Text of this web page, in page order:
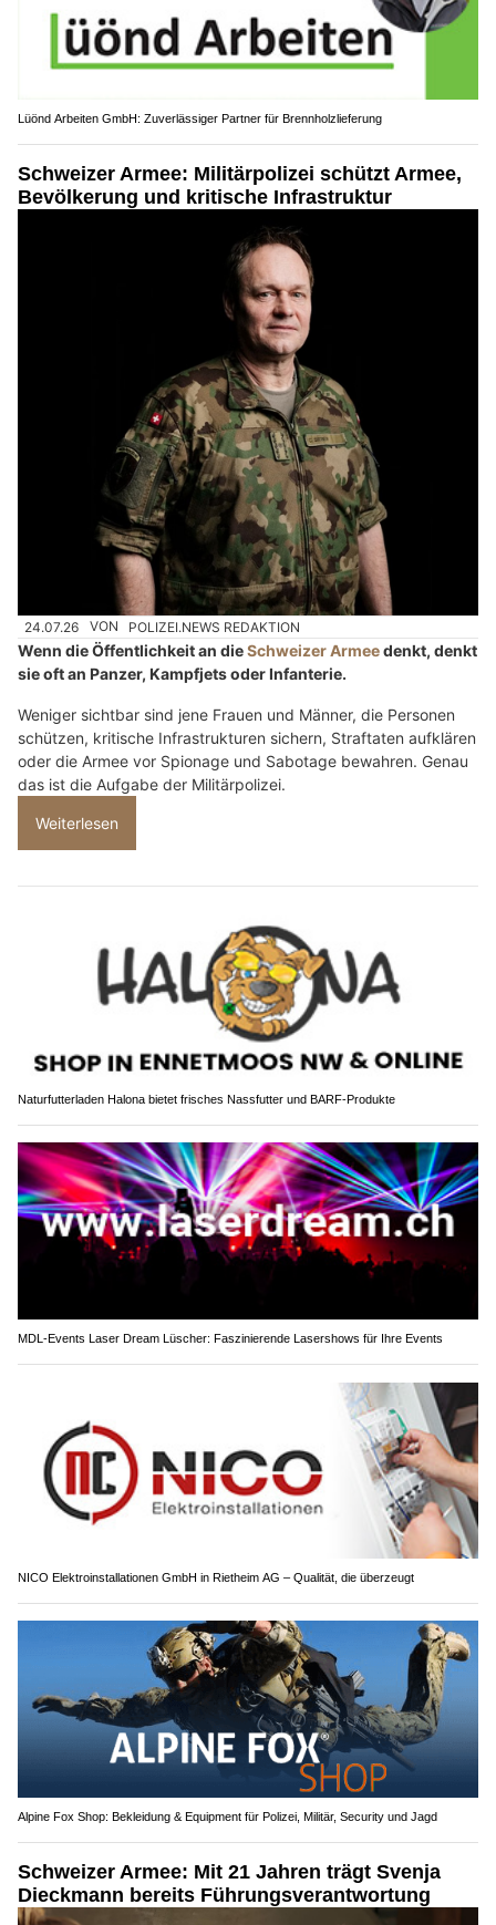
Lüönd Arbeiten GmbH: Zuverlässiger Partner für Brennholzlieferung
Schweizer Armee: Militärpolizei schützt Armee,
Bevölkerung und kritische Infrastruktur
24.07.26 VON POLIZEI.NEWS REDAKTION
Wenn die Öffentlichkeit an dieSchweizer Armeedenkt, denkt
sie oft an Panzer, Kampfjets oder Infanterie.
Weniger sichtbar sind jene Frauen und Männer, die Personen
schützen, kritische Infrastrukturen sichern, Straftaten aufklären
oder die Armee vor Spionage und Sabotage bewahren. Genau
das ist die Aufgabe der Militärpolizei.
Weiterlesen
Naturfutterladen Halona bietet frisches Nassfutter und BARF-Produkte
MDL-Events Laser Dream Lüscher: Faszinierende Lasershows für Ihre Events
NICO Elektroinstallationen GmbH in Rietheim AG – Qualität, die überzeugt
Alpine Fox Shop: Bekleidung & Equipment für Polizei, Militär, Security und Jagd
Schweizer Armee: Mit 21 Jahren trägt Svenja
Dieckmann bereits Führungsverantwortung